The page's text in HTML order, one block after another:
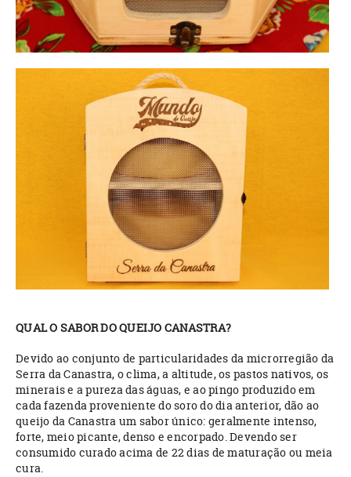
QUAL O SABOR DO QUEIJO CANASTRA?
Devido ao conjunto de particularidades da microrregião da
Serra da Canastra, o clima, a altitude, os pastos nativos, os
minerais e a pureza das águas, e ao pingo produzido em
cada fazenda proveniente do soro do dia anterior, dão ao
queijo da Canastra um sabor único: geralmente intenso,
forte, meio picante, denso e encorpado. Devendo ser
consumido curado acima de 22 dias de maturação ou meia
cura.